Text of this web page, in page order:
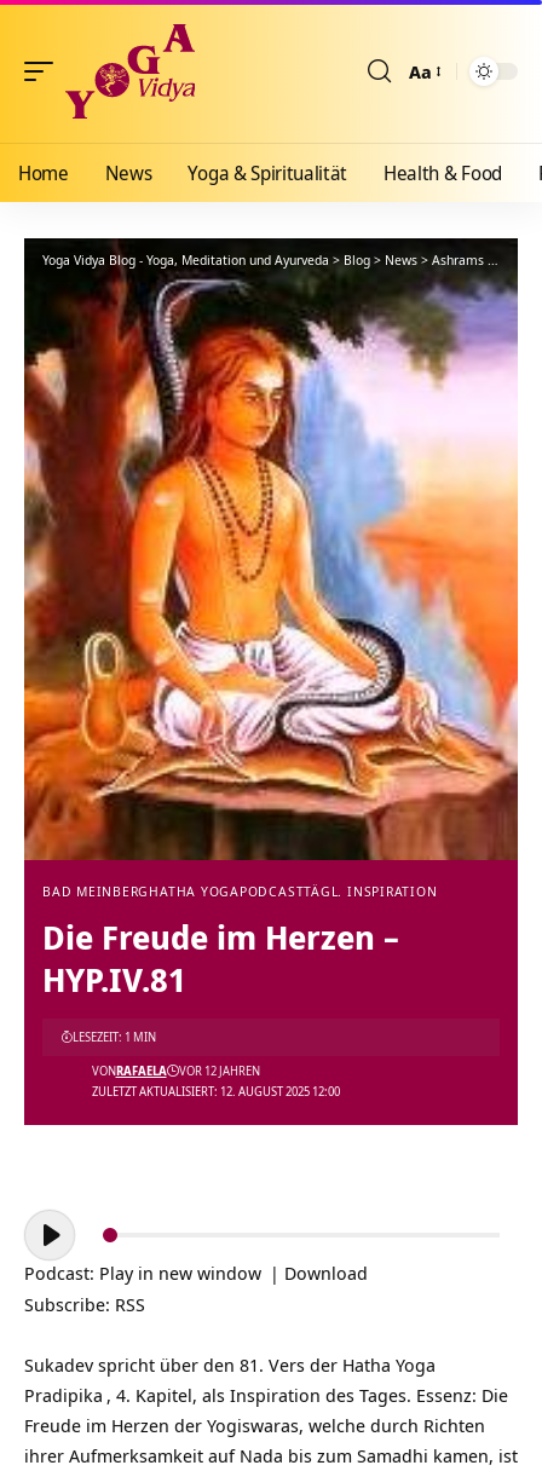
Aa
Home News Yoga & Spiritualität Health & Food
Yoga Vidya Blog - Yoga, Meditation und Ayurveda > Blog > News > Ashrams
BAD MEINBERG HATHA YOGAPODCASTTÄGL. INSPIRATION
Die Freude im Herzen –
HYP.IV.81
ZULETZT AKTUALISIERT: 12. AUGUST 2025 12:00
VONRAFAELA VOR 12 JAHREN
LESEZEIT: 1 MIN
Audio-
Player
Podcast: Play in new window | Download
Subscribe: RSS
Sukadev spricht über den 81. Vers der Hatha Yoga
Pradipika , 4. Kapitel, als Inspiration des Tages. Essenz: Die
Freude im Herzen der Yogiswaras, welche durch Richten
ihrer Aufmerksamkeit auf Nada bis zum Samadhi kamen, ist